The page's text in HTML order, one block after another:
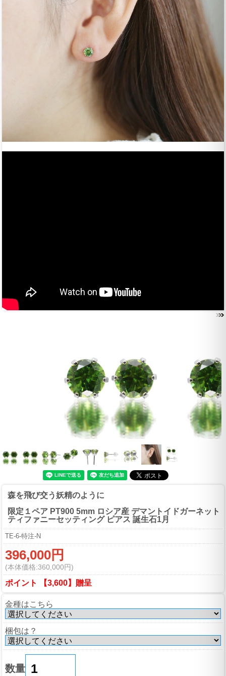
森を飛び交う妖精のように
限定１ペア PT900 5mm ロシア産 デマントイドガーネット
ティファニーセッティング ピアス 誕生石1月
TE-6-特注-N
396,000円
(本体価格:360,000円)
ポイント 【3,600】贈呈
金種はこちら
梱包は？
数量